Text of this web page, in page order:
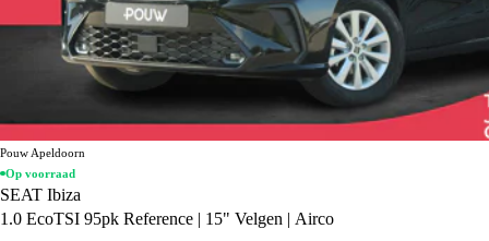
Pouw Apeldoorn
Op voorraad
SEAT Ibiza
1.0 EcoTSI 95pk Reference | 15" Velgen | Airco